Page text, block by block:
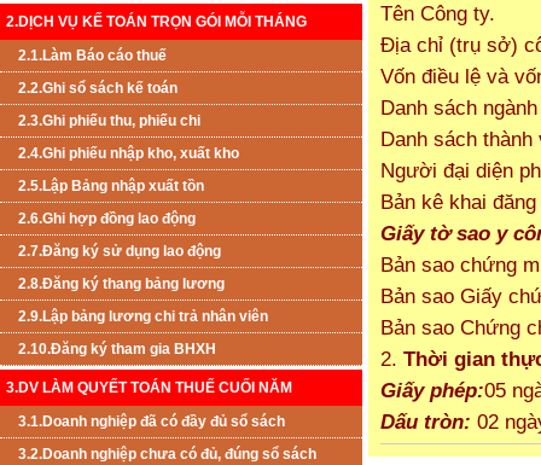
2.DỊCH VỤ KẾ TOÁN TRỌN GÓI MỖI THÁNG
2.1.Làm Báo cáo thuế
2.2.Ghi sổ sách kế toán
2.3.Ghi phiếu thu, phiếu chi
2.4.Ghi phiếu nhập kho, xuất kho
2.5.Lập Bảng nhập xuất tồn
2.6.Ghi hợp đồng lao động
2.7.Đăng ký sử dụng lao động
2.8.Đăng ký thang bảng lương
2.9.Lập bảng lương chi trả nhân viên
2.10.Đăng ký tham gia BHXH
3.DV LÀM QUYẾT TOÁN THUẾ CUỐI NĂM
3.1.Doanh nghiệp đã có đầy đủ sổ sách
3.2.Doanh nghiệp chưa có đủ, đúng sổ sách
Tên Công ty.
Địa chỉ (trụ sở)
Vốn điều lệ và
Danh sách
Danh sách
Người đại diện
Bản kê khai
Giấy tờ sao y
Bản sao chứng
Bản sao Giấy
Bản sao Chứng
2. Thời gian
Giấy phép:05
Dấu tròn: 02